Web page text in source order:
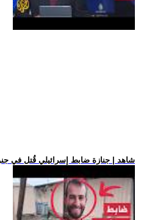
.. شاهد | جنازة ضابط إسرائيلي قُتل في